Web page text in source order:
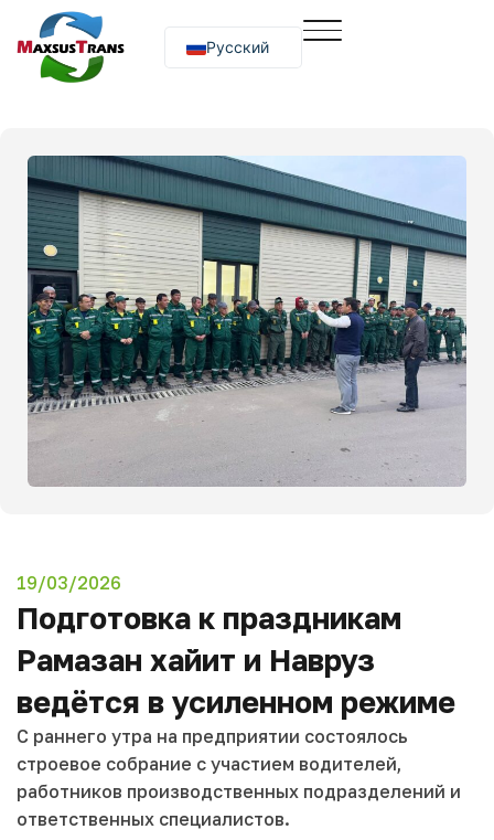
Русский
O‘zbekcha
19/03/2026
Подготовка к праздникам
Рамазан хайит и Навруз
ведётся в усиленном режиме
С раннего утра на предприятии состоялось
строевое собрание с участием водителей,
работников производственных подразделений и
ответственных специалистов.